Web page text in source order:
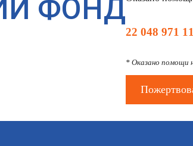
ФОНД
22 048 971
* Оказано помощи